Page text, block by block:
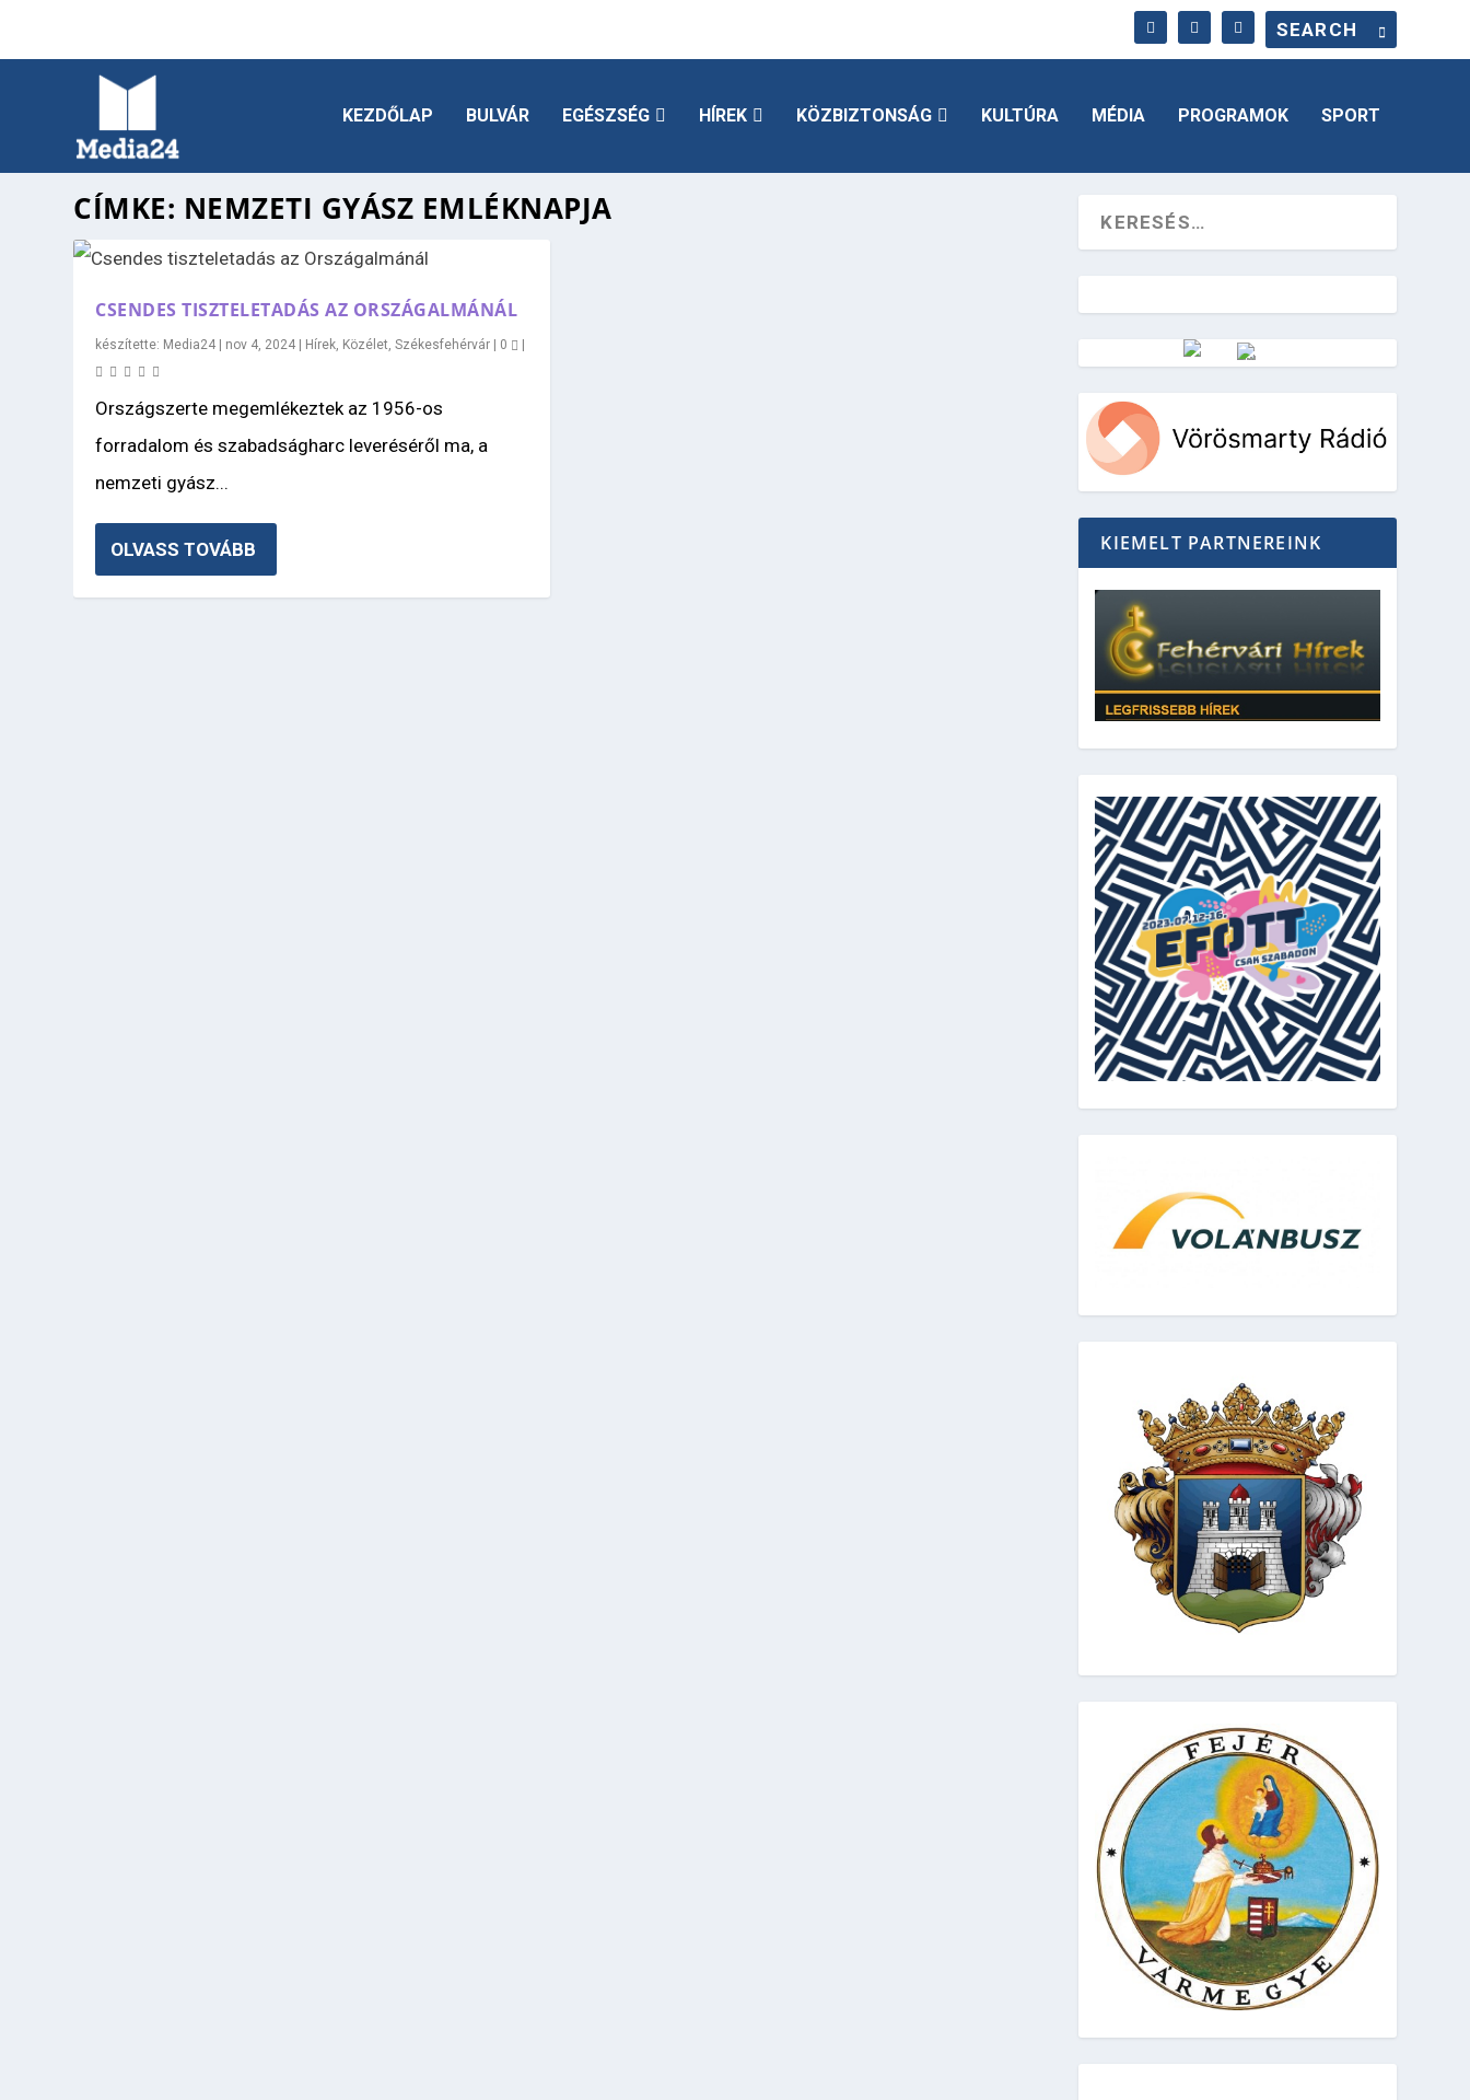
KEZDŐLAP BULVÁR EGÉSZSÉG HÍREK KÖZBIZTONSÁG KULTÚRA MÉDIA PROGRAMOK SPORT
CÍMKE: NEMZETI GYÁSZ EMLÉKNAPJA
CSENDES TISZTELETADÁS AZ ORSZÁGALMÁNÁL
készítette: Media24 | nov 4, 2024 | Hírek Közélet ,Székesfehérvár | 0 |
Országszerte megemlékeztek az 1956-os
forradalom és szabadságharc leveréséről ma, a
nemzeti gyász...
OLVASS TOVÁBB
Vörösmarty Rádió
KIEMELT PARTNEREINK